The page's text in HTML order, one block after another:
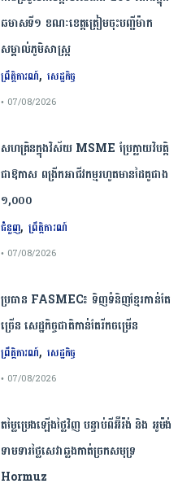
ឆមាស​ទី​១​ ​ខណៈ​ខេត្ត​ត្រៀម​ចុះបញ្ជី​ម៉ាក​
សម្គាល់​ភូមិសាស្ត្រ​
ព្រឹត្តិការណ៍, សេដ្ឋកិច្ច
• 07/08/2026
សហគ្រិនក្នុងវិស័យ MSME ប្រែក្លាយវិបត្តិ
ជាឱកាស ពង្រីកអាជីវកម្មរហូតមានដៃគូជាង
១,០០០
ជំនួញ,ព្រឹត្តិការណ៍
• 07/08/2026
ប្រធាន​​ ​FASMEC​៖​ ​ទិញ​ទំនិញ​ខ្មែរ​កាន់តែ​
ច្រើន​ ​សេដ្ឋកិច្ច​ជាតិ​កាន់តែ​រីកចម្រើន​
ព្រឹត្តិការណ៍, សេដ្ឋកិច្ច
• 07/08/2026
តម្លៃប្រេងឡើងថ្លៃវិញ បន្ទាប់ពីអ៊ីរ៉ង់ និង អូម៉ង់
ទាមទារថ្លៃសេវាឆ្លងកាត់ច្រកសមុទ្រ
Hormuz